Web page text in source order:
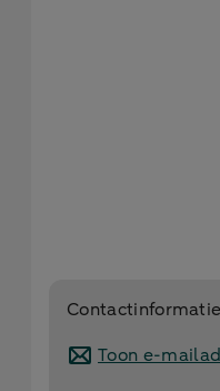
Contactinformatie
Toon e-